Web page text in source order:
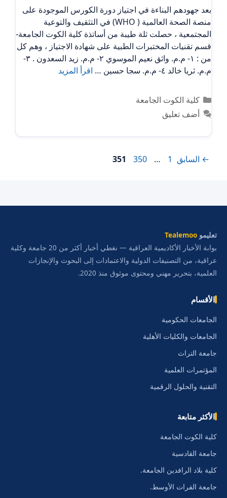
بعد جهودهم البناءة في اجتياز دورة الكورس الموجودة على
منصة الصحة العالمية ( WHO) في التثقيف والتوعية
المجتمعية ، حصلت ثلة طيبة من أساتذة كلية الكوت الجامعة-
قسم تقنيات المختبرات الطبية على شهادة الاجتياز ، وهم كل
من : ١- م.م. واثق نعيم الموسوي ٢- م.م. زيد السعدون . ٣-
م.م. ثريا خالد ٤- م.م. سجا حسين …
اقرأ المزيد
التصنيفات
كلية الكوت الجامعة
أضف تعليق
← السابق Page
1
…
Page
350
Page
351
تعليمو Tealemoo
بوابة الأخبار الأكاديمية العراقية — نغطي أخبار أكثر من 20 جامعة وكلية
عراقية، من التصنيفات الدولية والاعتمادات إلى البحوث والإنجازات
العلمية، بتحرير مهني ومحتوى موثوق منذ 2020.
الأقسام
الجامعات الحكومية
الجامعات والكليات الأهلية
جامعة التراث
المؤتمرات العلمية
التقنية والحلول الرقمية
الأكثر متابعة
كلية الكوت الجامعة
جامعة القادسية
كلية بلاد الرافدين الجامعة.
جامعة الفرات الأوسط.